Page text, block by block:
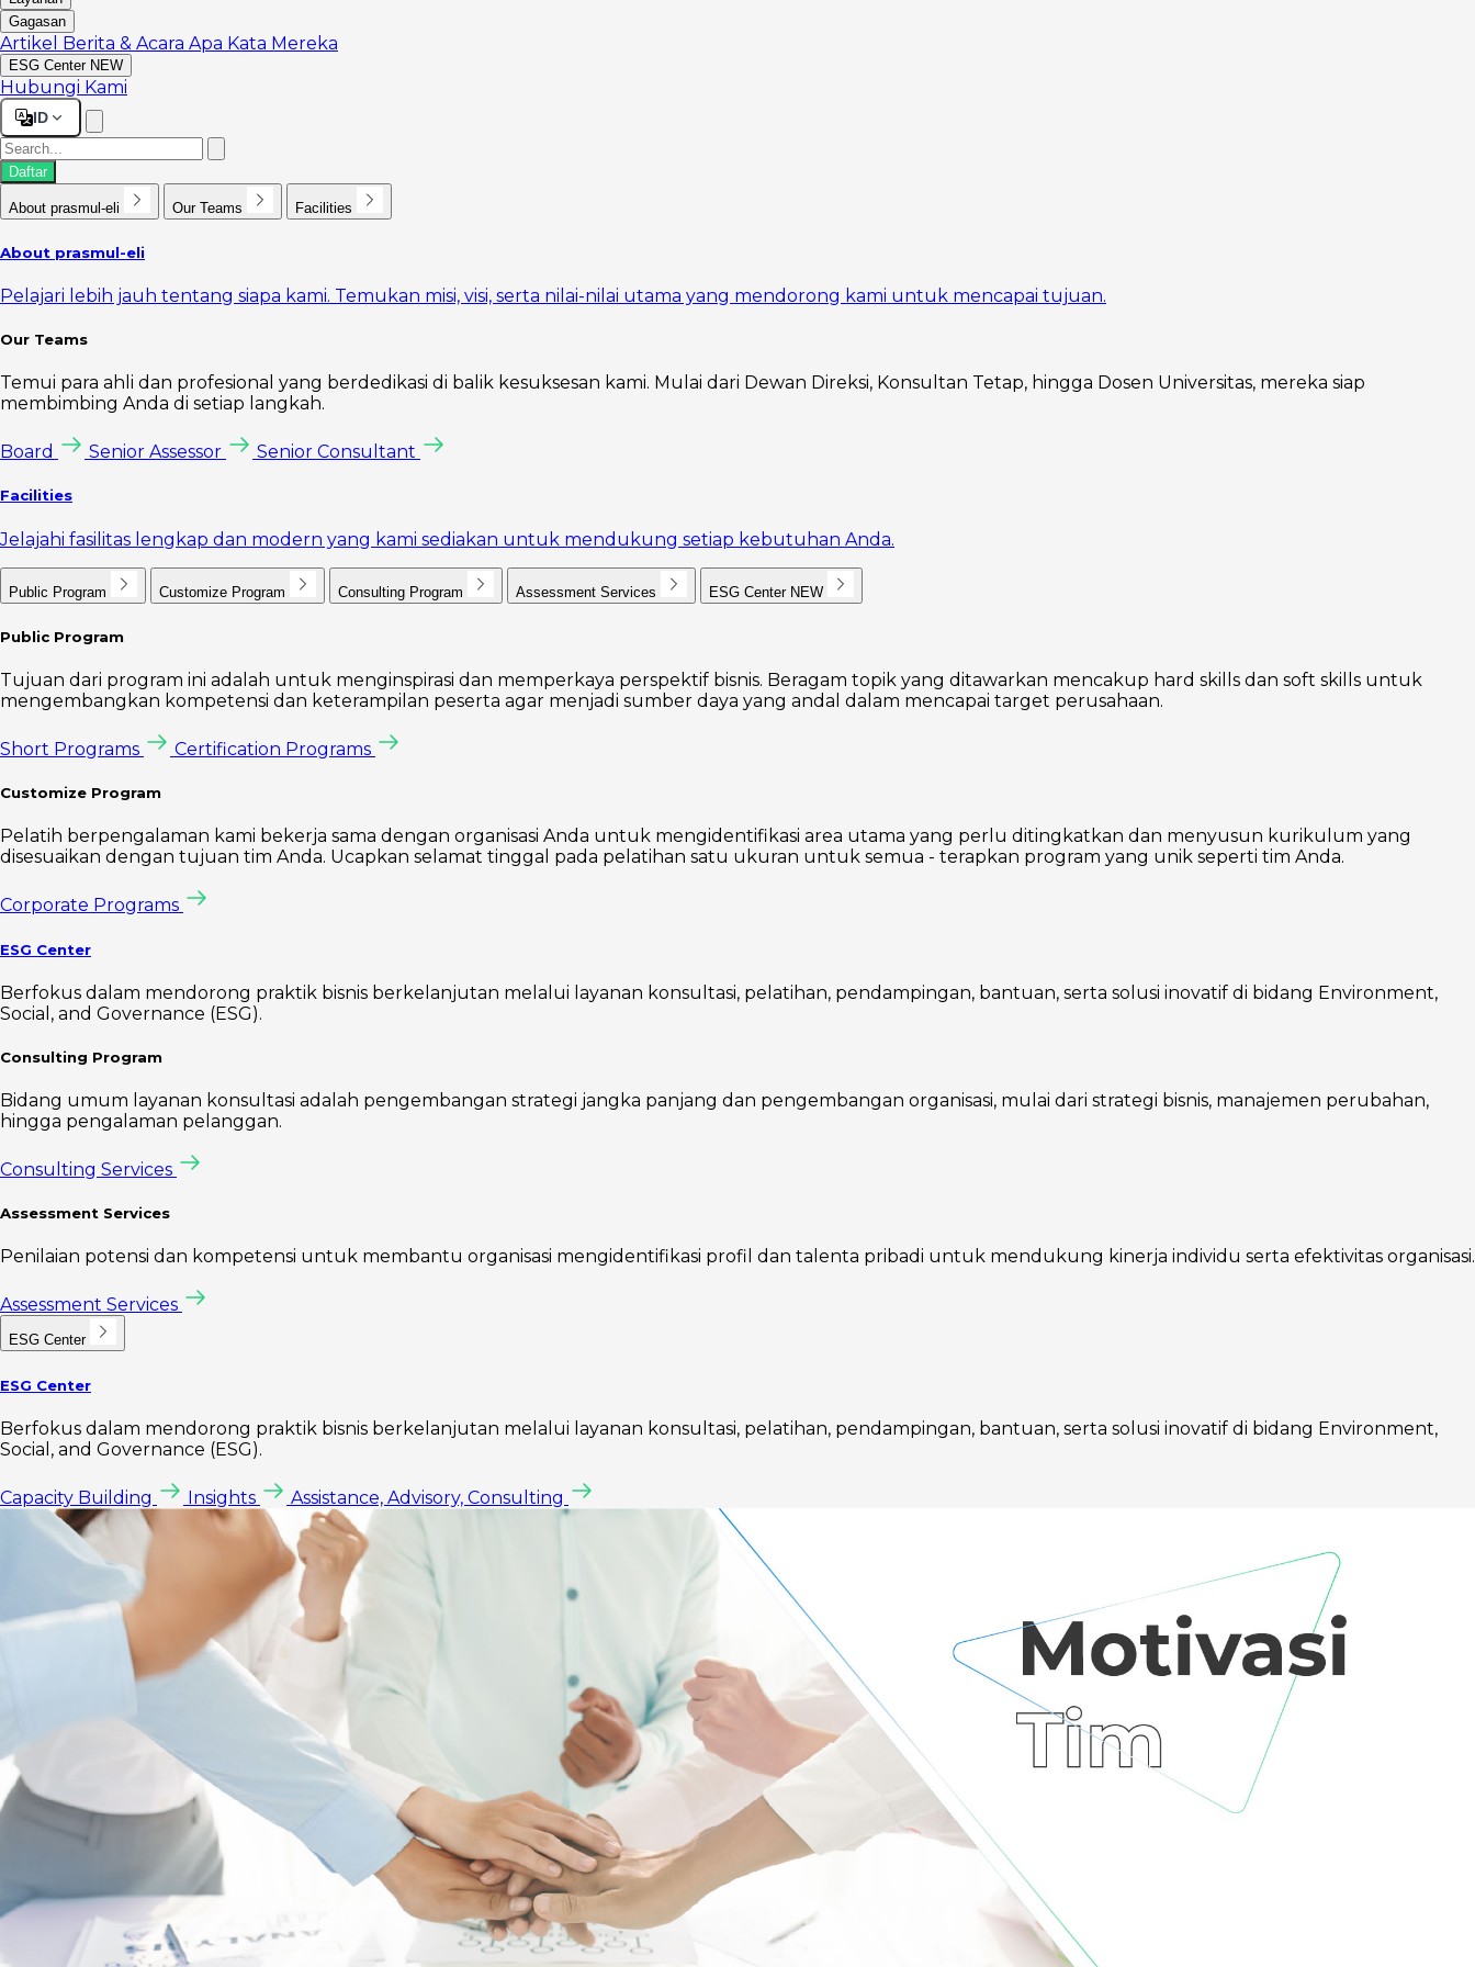
Gagasan
Artikel Berita & Acara Apa Kata Mereka
ESG Center NEW
Hubungi Kami
ID
Daftar
About prasmul-eli Our Teams Facilities
About prasmul-eli
Pelajari lebih jauh tentang siapa kami. Temukan misi, visi, serta nilai-nilai utama yang mendorong kami untuk mencapai tujuan.
Our Teams
Temui para ahli dan profesional yang berdedikasi di balik kesuksesan kami. Mulai dari Dewan Direksi, Konsultan Tetap, hingga Dosen Universitas, mereka siap
membimbing Anda di setiap langkah.
Board Senior Assessor Senior Consultant
Facilities
Jelajahi fasilitas lengkap dan modern yang kami sediakan untuk mendukung setiap kebutuhan Anda.
Public Program Customize Program Consulting Program Assessment Services ESG Center NEW
Public Program
Tujuan dari program ini adalah untuk menginspirasi dan memperkaya perspektif bisnis. Beragam topik yang ditawarkan mencakup hard skills dan soft skills untuk
mengembangkan kompetensi dan keterampilan peserta agar menjadi sumber daya yang andal dalam mencapai target perusahaan.
Short Programs Certification Programs
Customize Program
Pelatih berpengalaman kami bekerja sama dengan organisasi Anda untuk mengidentifikasi area utama yang perlu ditingkatkan dan menyusun kurikulum yang
disesuaikan dengan tujuan tim Anda. Ucapkan selamat tinggal pada pelatihan satu ukuran untuk semua - terapkan program yang unik seperti tim Anda.
Corporate Programs
ESG Center
Berfokus dalam mendorong praktik bisnis berkelanjutan melalui layanan konsultasi, pelatihan, pendampingan, bantuan, serta solusi inovatif di bidang Environment,
Social, and Governance (ESG).
Consulting Program
Bidang umum layanan konsultasi adalah pengembangan strategi jangka panjang dan pengembangan organisasi, mulai dari strategi bisnis, manajemen perubahan,
hingga pengalaman pelanggan.
Consulting Services
Assessment Services
Penilaian potensi dan kompetensi untuk membantu organisasi mengidentifikasi profil dan talenta pribadi untuk mendukung kinerja individu serta efektivitas organisasi.
Assessment Services
ESG Center
ESG Center
Berfokus dalam mendorong praktik bisnis berkelanjutan melalui layanan konsultasi, pelatihan, pendampingan, bantuan, serta solusi inovatif di bidang Environment,
Social, and Governance (ESG).
Capacity Building Insights Assistance, Advisory, Consulting